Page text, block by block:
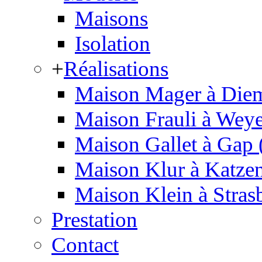
Maisons
Isolation
+Réalisations
Maison Mager à
Maison Frauli à
Maison Gallet à Gap
Maison Klur à
Maison Klein à
Prestation
Contact